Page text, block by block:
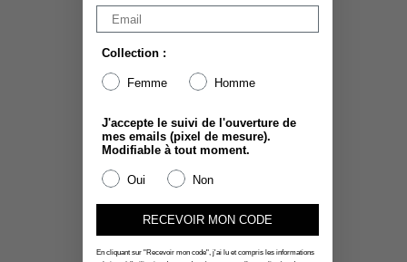
Collection :
Femme Homme
J'accepte le suivi de l'ouverture de
mes emails (pixel de mesure).
Modifiable à tout moment.
Oui Non
RECEVOIR MON CODE
En cliquant sur "Recevoir mon code", j'ai lu et compris les informations